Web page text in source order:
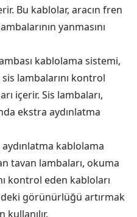
Bu kablolar, aracın fren
yanmasını
kablolama sistemi,
lambalarını kontrol
içerir. Sis lambaları,
ekstra aydınlatma
aydınlatma kablolama
tavan lambaları, okuma
kontrol eden kabloları
görünürlüğü artırmak
kullanılır.